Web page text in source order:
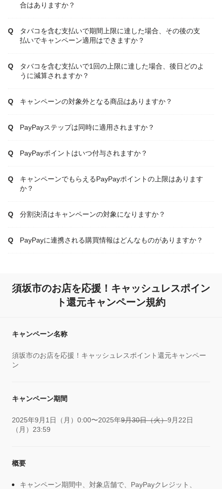
合はありますか？
タバコを含む支払いで期間上限に達した場合、その後の支
払いでキャンペーン適用はできますか？
タバコを含む支払いで1回の上限に達した場合、後日どのよ
うに減算されますか？
キャンペーンの対象外となる商品はありますか？
PayPayステップは同時に適用されますか？
PayPayポイントはいつ付与されますか？
キャンペーンでもらえるPayPayポイントの上限はあります
か？
分割決済はキャンペーンの対象になりますか？
PayPayに連携される購買情報はどんなものがありますか？
須坂市のお店を応援！キャッシュレスポイン
ト還元キャンペーン規約
キャンペーン名称
須坂市のお店を応援！キャッシュレスポイント還元キャンペー
ン
キャンペーン期間
2025年9月1日（月）0:00〜2025年9月30日（火）9月22日
（月）23:59
概要
キャンペーン期間中、対象店舗で、PayPayクレジット、